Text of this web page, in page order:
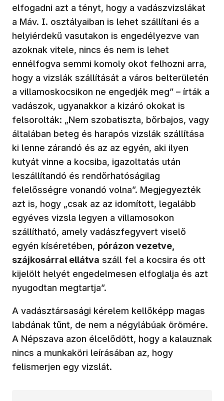
elfogadni azt a tényt, hogy a vadászvizslákat
a Máv. I. osztályaiban is lehet szállítani és a
helyiérdekű vasutakon is engedélyezve van
azoknak vitele, nincs és nem is lehet
ennélfogva semmi komoly okot felhozni arra,
hogy a vizslák szállítását a város belterületén
a villamoskocsikon ne engedjék meg” – írták a
vadászok, ugyanakkor a kizáró okokat is
felsorolták: „Nem szobatiszta, bőrbajos, vagy
általában beteg és harapós vizslák szállítása
ki lenne zárandó és az az egyén, aki ilyen
kutyát vinne a kocsiba, igazoltatás után
leszállítandó és rendőrhatóságilag
felelősségre vonandó volna”. Megjegyezték
azt is, hogy „csak az az idomított, legalább
egyéves vizsla legyen a villamosokon
szállítható, amely vadászfegyvert viselő
egyén kíséretében, pórázon vezetve,
szájkosárral ellátva száll fel a kocsira és ott
kijelölt helyét engedelmesen elfoglalja és azt
nyugodtan megtartja”.
A vadásztársasági kérelem kellőképp magas
labdának tűnt, de nem a négylábúak örömére.
A Népszava azon élcelődött, hogy a kalauznak
nincs a munkaköri leírásában az, hogy
felismerjen egy vizslát.